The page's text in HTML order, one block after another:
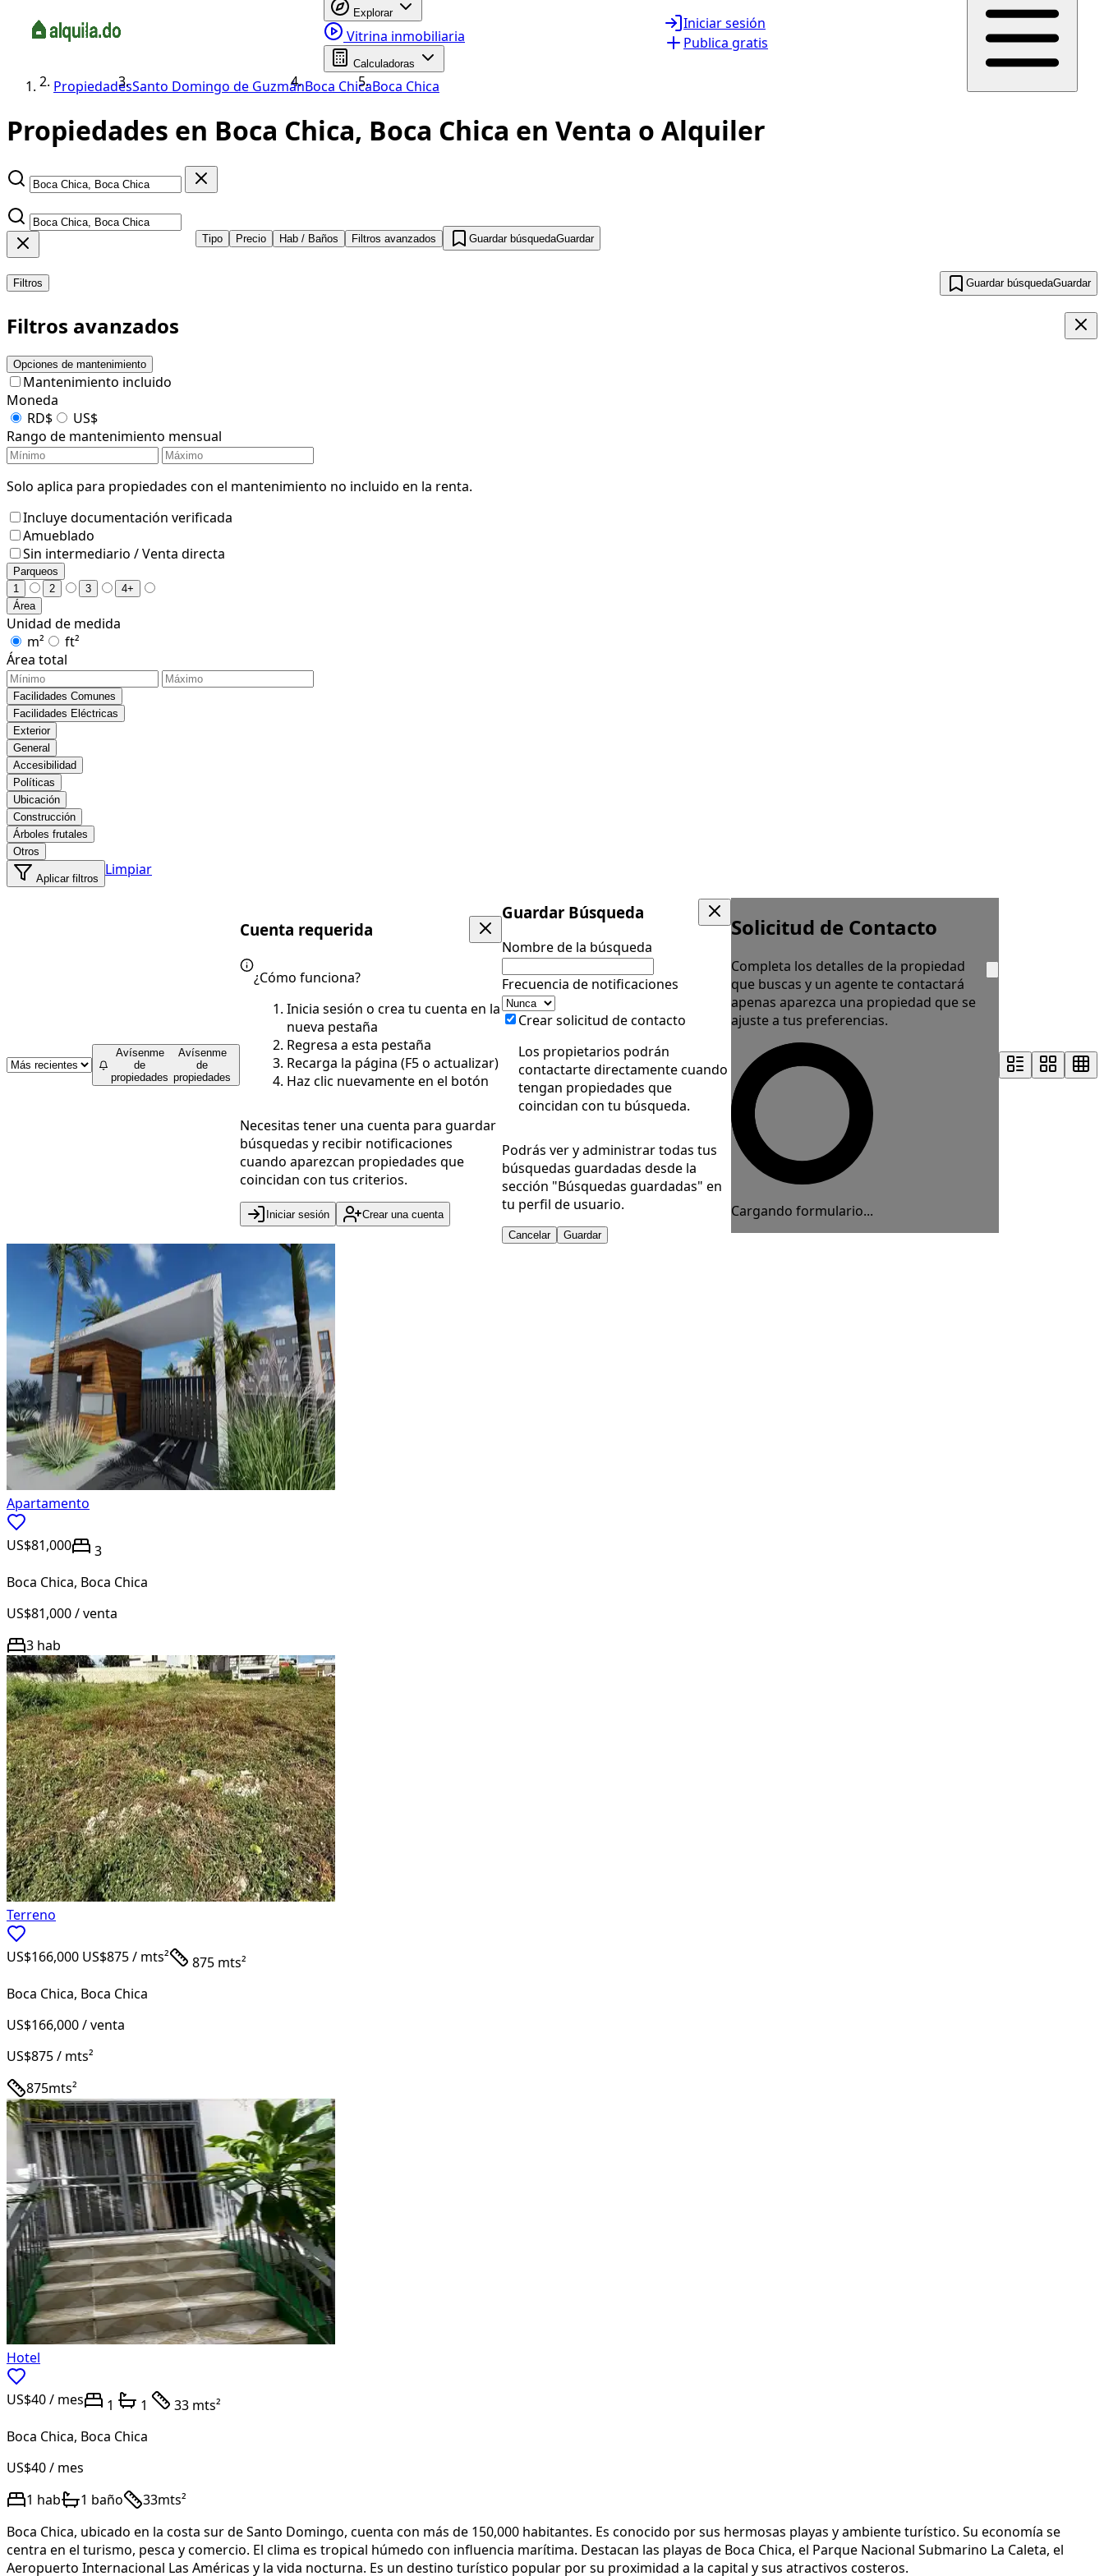
Explorar
Vitrina inmobiliaria
Calculadoras
Iniciar sesión
Publica gratis
PropiedadesSanto Domingo de GuzmánBoca ChicaBoca Chica
Propiedades en Boca Chica, Boca Chica en Venta o Alquiler
Tipo Precio Hab / Baños Filtros avanzados Guardar búsquedaGuardar
Filtros Guardar búsquedaGuardar
Filtros avanzados
Opciones de mantenimiento
Mantenimiento incluido
Moneda
RD$
US$
Rango de mantenimiento mensual
Solo aplica para propiedades con el mantenimiento no incluido en la renta.
Incluye documentación verificada
Amueblado
Sin intermediario / Venta directa
Parqueos
1
2 3
4+
Área
Unidad de medida
m²
ft²
Área total
Facilidades Comunes
Facilidades Eléctricas
Exterior
General
Accesibilidad
Políticas
Ubicación
Construcción
Árboles frutales
Otros
Aplicar filtros
Limpiar
Avísenme
de
propiedades
Avísenme
de
propiedades
Cuenta requerida
¿Cómo funciona?
Inicia sesión o crea tu cuenta en la
nueva pestaña
Regresa a esta pestaña
Recarga la página (F5 o actualizar)
Haz clic nuevamente en el botón
Necesitas tener una cuenta para guardar
búsquedas y recibir notificaciones
cuando aparezcan propiedades que
coincidan con tus criterios.
Iniciar sesión Crear una cuenta
Guardar Búsqueda
Nombre de la búsqueda
Frecuencia de notificaciones
Crear solicitud de contacto
Los propietarios podrán
contactarte directamente cuando
tengan propiedades que
coincidan con tu búsqueda.
Podrás ver y administrar todas tus
búsquedas guardadas desde la
sección "Búsquedas guardadas" en
tu perfil de usuario.
Cancelar Guardar
Solicitud de Contacto
Completa los detalles de la propiedad
que buscas y un agente te contactará
apenas aparezca una propiedad que se
ajuste a tus preferencias.
Cargando formulario...
Apartamento
US$81,000
3
Boca Chica, Boca Chica
US$81,000/ venta
3 hab
Terreno
US$166,000 US$875/ mts²
875 mts²
Boca Chica, Boca Chica
US$166,000/ venta
US$875/ mts²
875mts²
Hotel
US$40/ mes 1 1
33 mts²
Boca Chica, Boca Chica
US$40/ mes
1 hab 1 baño 33mts²
Boca Chica, ubicado en la costa sur de Santo Domingo, cuenta con más de 150,000 habitantes. Es conocido por sus hermosas playas y ambiente turístico. Su economía se
centra en el turismo, pesca y comercio. El clima es tropical húmedo con influencia marítima. Destacan las playas de Boca Chica, el Parque Nacional Submarino La Caleta, el
Aeropuerto Internacional Las Américas y la vida nocturna. Es un destino turístico popular por su proximidad a la capital y sus atractivos costeros.